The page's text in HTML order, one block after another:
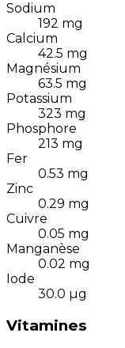
Sodium
192 mg
Calcium
42.5 mg
Magnésium
63.5 mg
Potassium
323 mg
Phosphore
213 mg
Fer
0.53 mg
Zinc
0.29 mg
Cuivre
0.05 mg
Manganèse
0.02 mg
Iode
30.0 µg
Vitamines